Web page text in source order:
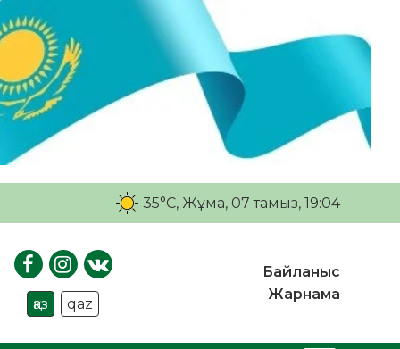
35°C, Жұма, 07 тамыз, 19:04
қаз qaz
Байланыс
Жарнама